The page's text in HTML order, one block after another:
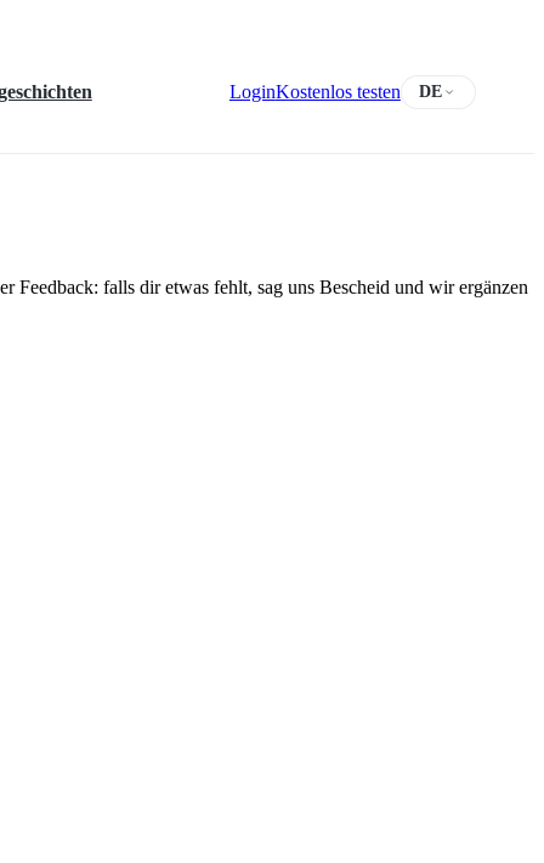
LoginKostenlos testen DE
Feedback: falls dir etwas fehlt, sag uns Bescheid und wir ergänzen